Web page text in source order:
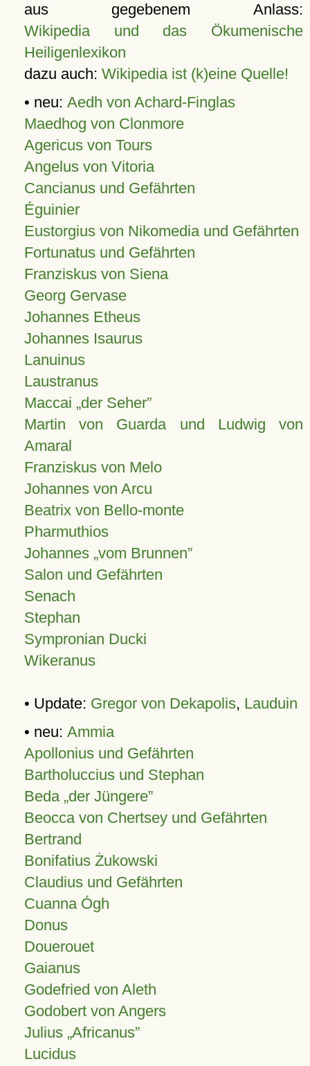
aus gegebenem Anlass:
Wikipedia und das Ökumenische
Heiligenlexikon
dazu auch: Wikipedia ist (k)eine Quelle!
• neu: Aedh von Achard-Finglas
Maedhog von Clonmore
Agericus von Tours
Angelus von Vitoria
Cancianus und Gefährten
Éguinier
Eustorgius von Nikomedia und Gefährten
Fortunatus und Gefährten
Franziskus von Siena
Georg Gervase
Johannes Etheus
Johannes Isaurus
Lanuinus
Laustranus
Maccai „der Seher”
Martin von Guarda und Ludwig von
Amaral
Franziskus von Melo
Johannes von Arcu
Beatrix von Bello-monte
Pharmuthios
Johannes vom Brunnen
Salon und Gefährten
Senach
Stephan
Sympronian Ducki
Wikeranus
• Update: Gregor von Dekapolis, Lauduin
• neu: Ammia
Apollonius und Gefährten
Bartholuccius und Stephan
Beda „der Jüngere”
Beocca von Chertsey und Gefährten
Bertrand
Bonifatius Żukowski
Claudius und Gefährten
Cuanna Ógh
Donus
Douerouet
Gaianus
Godefried von Aleth
Godobert von Angers
Julius Africanus
Lucidus